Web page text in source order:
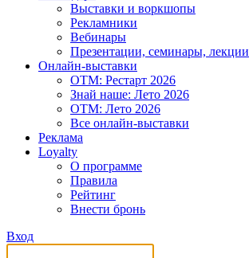
Выставки и воркшопы
Рекламники
Вебинары
Презентации, семинары, лекции
Онлайн-выставки
OTM: Рестарт 2026
Знай наше: Лето 2026
OTM: Лето 2026
Все онлайн-выставки
Реклама
Loyalty
О программе
Правила
Рейтинг
Внести бронь
Вход